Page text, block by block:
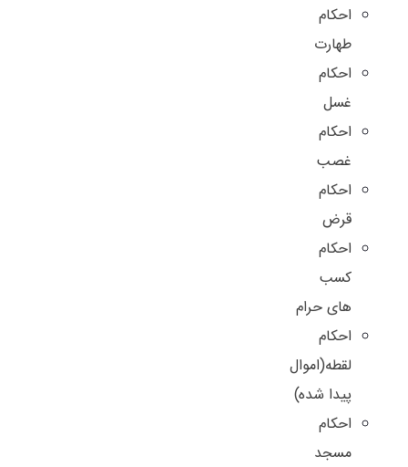
احکام
طهارت
احکام
غسل
احکام
غصب
احکام
قرض
احکام
کسب
های حرام
احکام
لقطه(اموال
پیدا شده)
احکام
مسجد